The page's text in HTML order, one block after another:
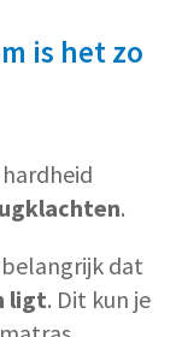
is het zo
.
dat
ligt. Dit kun je